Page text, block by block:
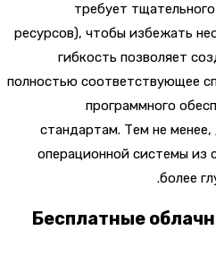
требует
ресурсов), чтобы
гибкость
полностью
стандартам. Тем не
операционной
Бесплатные